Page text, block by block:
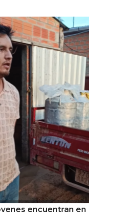
encuentran en